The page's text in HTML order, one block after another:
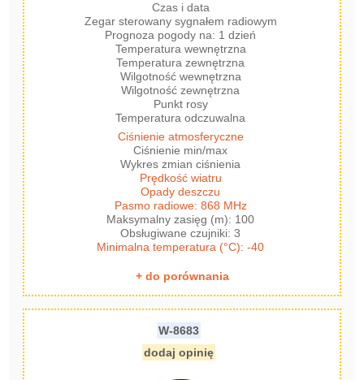
Czas i data
Zegar sterowany sygnałem radiowym
Prognoza pogody na: 1 dzień
Temperatura wewnętrzna
Temperatura zewnętrzna
Wilgotność wewnętrzna
Wilgotność zewnętrzna
Punkt rosy
Temperatura odczuwalna
Ciśnienie atmosferyczne
Ciśnienie min/max
Wykres zmian ciśnienia
Prędkość wiatru
Opady deszczu
Pasmo radiowe: 868 MHz
Maksymalny zasięg (m): 100
Obsługiwane czujniki: 3
Minimalna temperatura (°C): -40
+ do porównania
W-8683
dodaj opinię